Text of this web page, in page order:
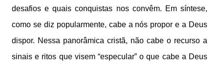
desafios e quais conquistas nos convêm. Em síntese,
como se diz popularmente, cabe a nós propor e a Deus
dispor. Nessa panorâmica cristã, não cabe o recurso a
sinais e ritos que visem “especular” o que cabe a Deus